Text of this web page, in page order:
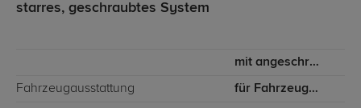
starres, geschraubtes System
mit angeschraubtem Kugelkopf
Fahrzeugausstattung für Fahrzeuge ohne Einparkhilfe